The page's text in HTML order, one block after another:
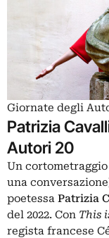
Giornate degli
Patrizia
Autori 20
Un
una
poetessa Patrizia
del 2022. Con This
regista francese